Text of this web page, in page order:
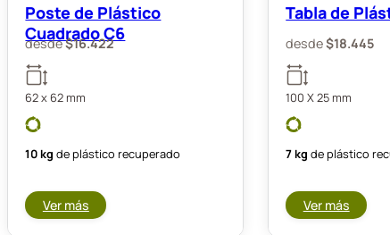
Poste de Plástico
Cuadrado C6
desde$16.422
62 x 62 mm
10 kg de plástico recuperado
Ver más
Tabla de
desde$18.445
100 X 25 mm
7 kg de plástico
Ver más